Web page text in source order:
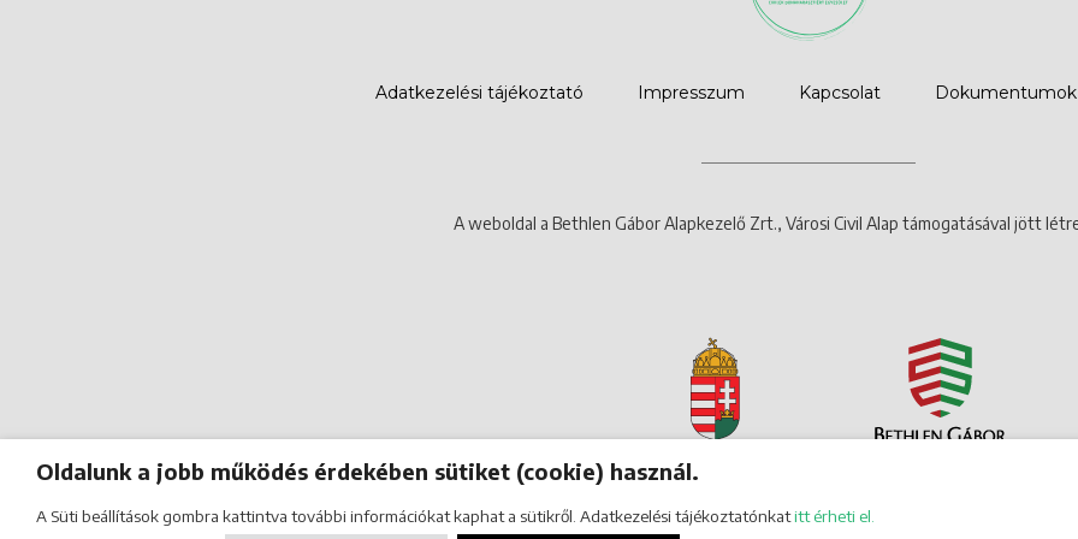
Adatkezelési tájékoztató Impresszum Kapcsolat Dokumentumok
A weboldal a Bethlen Gábor Alapkezelő Zrt., Városi Civil Alap támogatásával jött
Oldalunk a jobb működés érdekében sütiket (cookie) használ.
A Süti beállítások gombra kattintva további információkat kaphat a sütikről. Adatkezelési tájékoztatónkatitt érheti el.